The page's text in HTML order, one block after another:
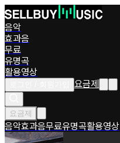
음악
효과음
무료
유명곡
활용영상
요금제
요금제
음악효과음무료유명곡활용영상